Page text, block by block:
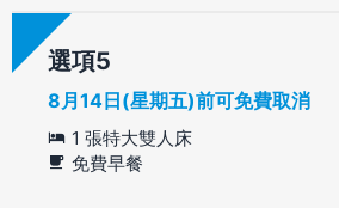
選項
8月14日(星期五)前可免費取消
1 張特大雙人床
免費早餐